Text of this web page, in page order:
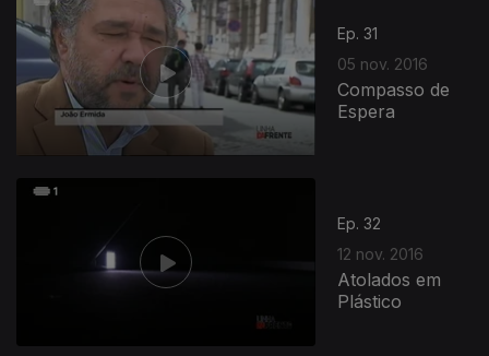
Ep. 31
05 nov. 2016
Compasso de
Espera
Ep. 32
12 nov. 2016
Atolados em
Plástico